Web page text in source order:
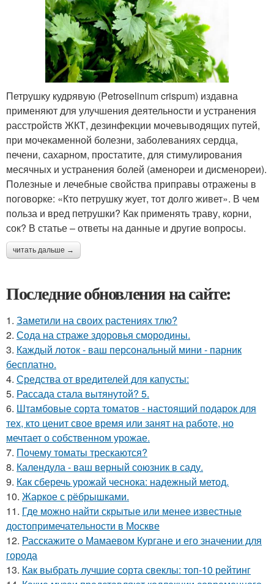
Петрушку кудрявую (Petroselinum crispum) издавна
применяют для улучшения деятельности и устранения
расстройств ЖКТ, дезинфекции мочевыводящих путей,
при мочекаменной болезни, заболеваниях сердца,
печени, сахарном, простатите, для стимулирования
месячных и устранения болей (аменореи и дисменореи).
Полезные и лечебные свойства приправы отражены в
поговорке: «Кто петрушку жует, тот долго живет». В чем
польза и вред петрушки? Как применять траву, корни,
сок? В статье – ответы на данные и другие вопросы.
читать дальше →
Последние обновления на сайте:
1. Заметили на своих растениях тлю?
2. Сода на страже здоровья смородины.
3. Каждый лоток - ваш персональный мини - парник
бесплатно.
4. Средства от вредителей для капусты:
5. Рассада стала вытянутой? 5.
6. Штамбовые сорта томатов - настоящий подарок для
тех, кто ценит свое время или занят на работе, но
мечтает о собственном урожае.
7. Почему томаты трескаются?
8. Календула - ваш верный союзник в саду.
9. Как сберечь урожай чеснока: надежный метод.
10. Жаркое с рёбрышками.
11. Где можно найти скрытые или менее известные
достопримечательности в Москве
12. Расскажите о Мамаевом Кургане и его значении для
города
13. Как выбрать лучшие сорта свеклы: топ-10 рейтинг